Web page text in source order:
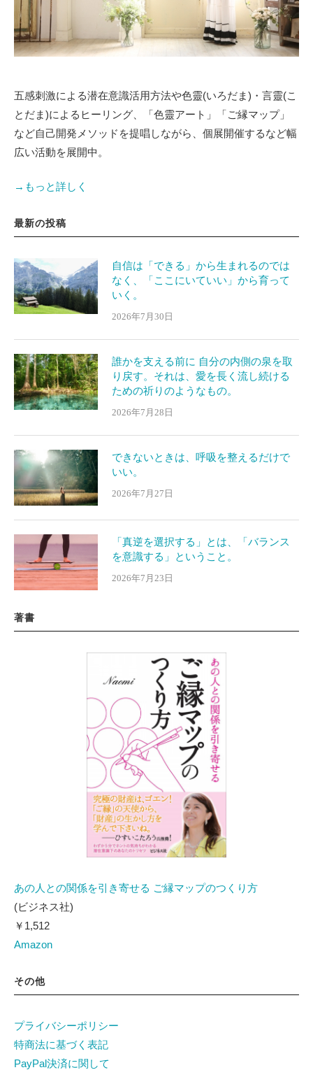
五感刺激による潜在意識活用方法や色靈(いろだま)・言靈(こ
とだま)によるヒーリング、「色靈アート」「ご縁マップ」
など自己開発メソッドを提唱しながら、個展開催するなど幅
広い活動を展開中。
→もっと詳しく
最新の投稿
自信は「できる」から生まれるのでは
なく、「ここにいていい」から育って
いく。
2026年7月30日
誰かを支える前に 自分の内側の泉を取
り戻す。それは、愛を長く流し続ける
ための祈りのようなもの。
2026年7月28日
できないときは、呼吸を整えるだけで
いい。
2026年7月27日
「真逆を選択する」とは、「バランス
を意識する」ということ。
2026年7月23日
著書
あの人との関係を引き寄せる ご縁マップのつくり方
(ビジネス社)
￥1,512
Amazon
その他
プライバシーポリシー
特商法に基づく表記
PayPal決済に関して